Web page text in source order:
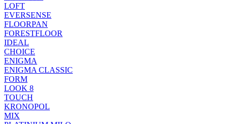
LOFT
EVERSENSE
FLOORPAN
FORESTFLOOR
IDEAL
CHOICE
ENIGMA
ENIGMA CLASSIC
FORM
LOOK 8
TOUCH
KRONOPOL
MIX